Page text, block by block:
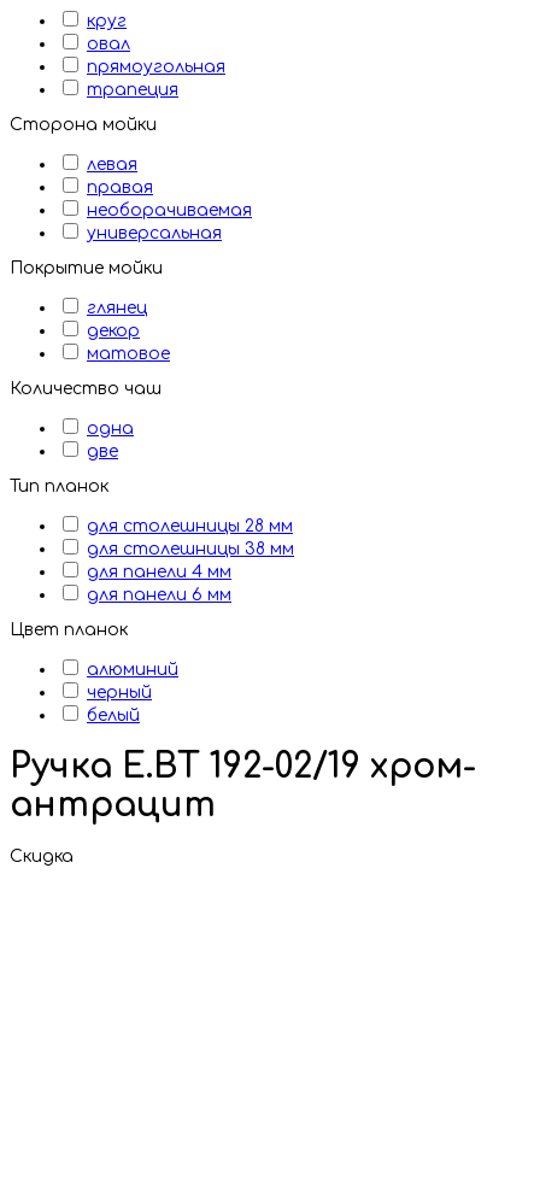
круг
овал
прямоугольная
трапеция
Сторона мойки
левая
правая
необорачиваемая
универсальная
Покрытие мойки
глянец
декор
матовое
Количество чаш
одна
две
Тип планок
для столешницы 28 мм
для столешницы 38 мм
для панели 4 мм
для панели 6 мм
Цвет планок
алюминий
черный
белый
Ручка E.BT 192-02/19 хром-
антрацит
Скидка